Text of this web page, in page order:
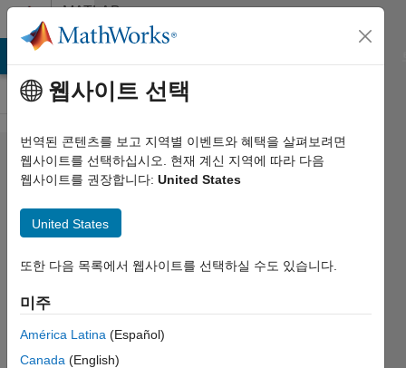
콘텐츠로 바로 가기
MATLAB
Answers
Simulink
crashes
very
often
during
normal
work
웹사이트 선택
번역된 콘텐츠를 보고 지역별 이벤트와 혜택을 살펴보려면
웹사이트를 선택하십시오. 현재 계신 지역에 따라 다음
웹사이트를 권장합니다: United States
United States
또한 다음 목록에서 웹사이트를 선택하실 수도 있습니다.
미주
América Latina (Español)
Canada (English)